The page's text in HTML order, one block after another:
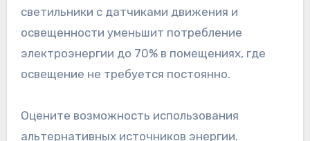
светильники с датчиками движения и
освещенности уменьшит потребление
электроэнергии до 70% в помещениях, где
освещение не требуется постоянно.
Оцените возможность использования
альтернативных источников энергии.